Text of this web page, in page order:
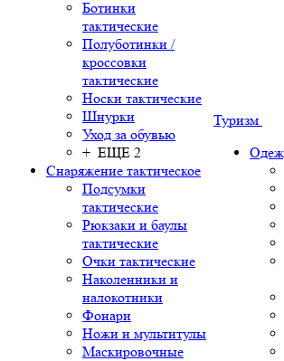
Ботинки
тактические
Полуботинки /
кроссовки
тактические
Носки тактические
Шнурки
Уход за обувью
+ ЕЩЕ 2
Снаряжение тактическое
Подсумки
тактические
Рюкзаки и баулы
тактические
Очки тактические
Наколенники и
налокотники
Фонари
Ножи и мультитулы
Маскировочные
Туризм